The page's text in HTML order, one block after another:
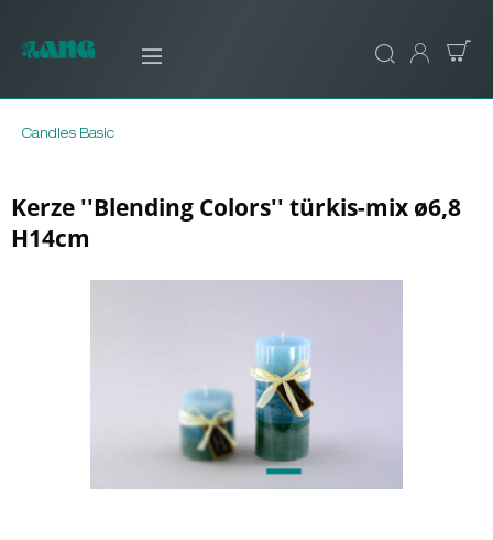
Candles Basic
Kerze ''Blending Colors'' türkis-mix ø6,8
H14cm